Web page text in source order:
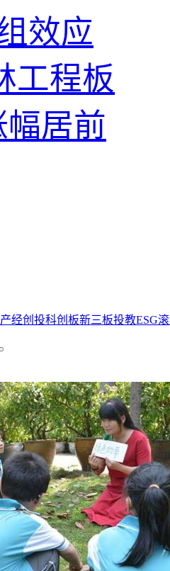
产经创投科创板新三板投教ESG